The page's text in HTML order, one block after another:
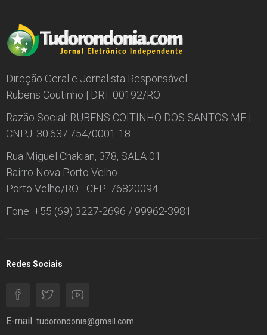
Direção Geral e Jornalista Responsável
Rubens Coutinho | DRT 00192/RO
Razão Social: RUBENS COITINHO DOS SANTOS ME |
CNPJ: 30.637.754/0001-18
Rua Miguel Chakian, 378, SALA 01
Bairro Nova Porto Velho
Porto Velho/RO - CEP: 76820094
Fone: +55 (69) 3227-2696 / 99962-3981
Redes Sociais
E-mail: tudorondonia@gmail.com